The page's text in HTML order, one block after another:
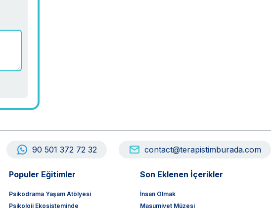
90 501 372 72 32 contact@terapistimburada.com
Populer Eğitimler
Psikodrama Yaşam Atölyesi
Psikoloji Ekosisteminde
Son Eklenen İçerikler
İnsan Olmak
Masumiyet Müzesi